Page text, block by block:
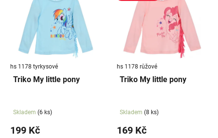
hs 1178 tyrkysové
Triko My little pony
Skladem (6 ks)
199 Kč
hs 1178 růžové
Triko My little pony
Skladem (8 ks)
169 Kč